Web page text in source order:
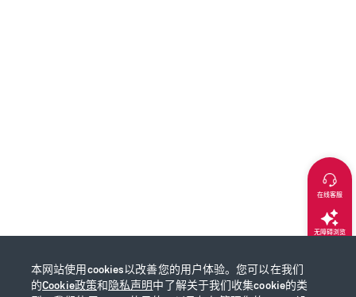
本网站使用cookies以改善您的用户体验。您可以在我们
的Cookie政策和隐私声明中了解关于我们收集cookie的类
在线客服
无障碍浏览